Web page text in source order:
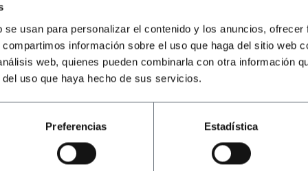
usan para personalizar el contenido y los anuncios,
información sobre el uso que haga del sitio web
web, quienes pueden combinarla con otra información
uso que haya hecho de sus servicios.
Preferencias Estadística
Conexão em uma extremidade para conexões